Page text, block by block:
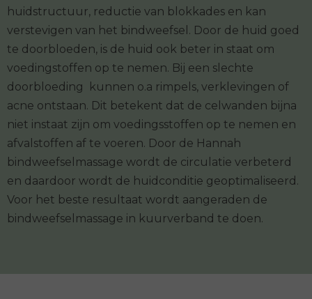
huidstructuur, reductie van blokkades en kan
verstevigen van het bindweefsel. Door de huid goed
te doorbloeden, is de huid ook beter in staat om
voedingstoffen op te nemen. Bij een slechte
doorbloeding kunnen o.a rimpels, verklevingen of
acne ontstaan. Dit betekent dat de celwanden bijna
niet instaat zijn om voedingsstoffen op te nemen en
afvalstoffen af te voeren. Door de Hannah
bindweefselmassage wordt de circulatie verbeterd
en daardoor wordt de huidconditie geoptimaliseerd.
Voor het beste resultaat wordt aangeraden de
bindweefselmassage in kuurverband te doen.